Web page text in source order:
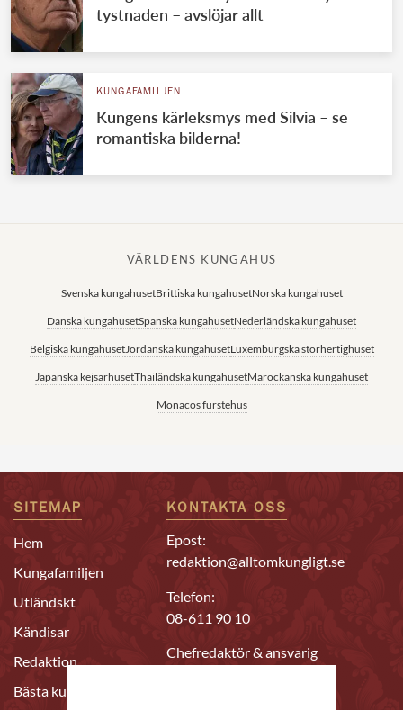
tystnaden – avslöjar allt
KUNGAFAMILJEN
Kungens kärleksmys med Silvia – se
romantiska bilderna!
VÄRLDENS KUNGAHUS
Svenska kungahusetBrittiska kungahusetNorska kungahuset
Danska kungahusetSpanska kungahusetNederländska kungahuset
Belgiska kungahusetJordanska kungahusetLuxemburgska storhertighuset
Japanska kejsarhusetThailändska kungahusetMarockanska kungahuset
Monacos furstehus
SITEMAP
Hem
Kungafamiljen
Utländskt
Kändisar
Redaktion
Bästa kungahus-
KONTAKTA OSS
Epost:
redaktion@alltomkungligt.se
Telefon:
08-611 90 10
Chefredaktör & ansvarig